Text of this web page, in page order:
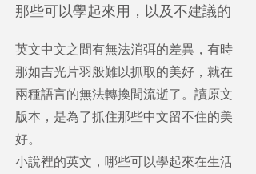
那些可以學起來用，以及不建議的
英文中文之間有無法消弭的差異，有時
那如吉光片羽般難以抓取的美好，就在
兩種語言的無法轉換間流逝了。讀原文
版本，是為了抓住那些中文留不住的美
好。
小說裡的英文，哪些可以學起來在生活